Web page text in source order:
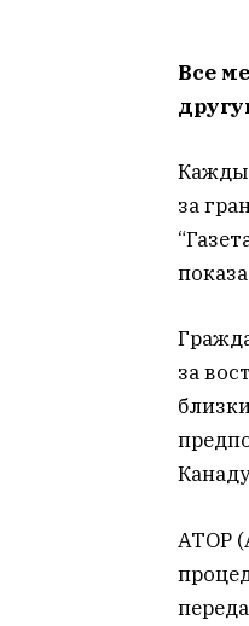
Все
за
за
АТОР